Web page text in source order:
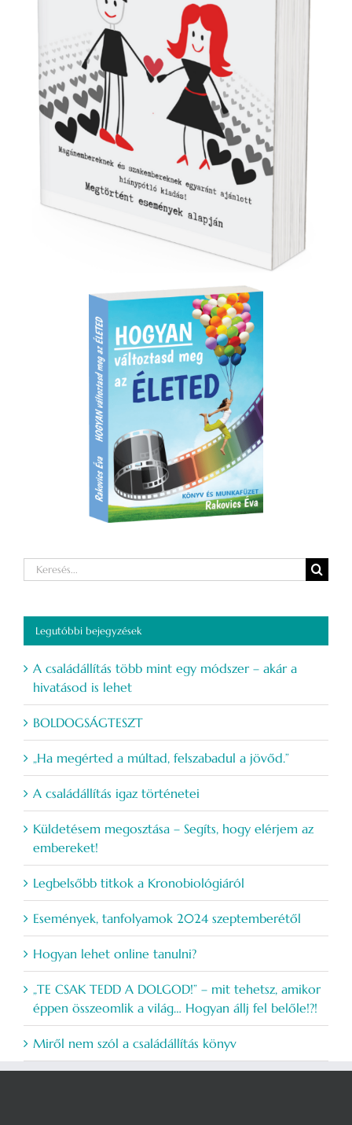
Keresés...
Legutóbbi bejegyzések
A családállítás több mint egy módszer – akár a
hivatásod is lehet
BOLDOGSÁGTESZT
„Ha megérted a múltad, felszabadul a jövőd.”
A családállítás igaz történetei
Küldetésem megosztása – Segíts, hogy elérjem az
embereket!
Legbelsőbb titkok a Kronobiológiáról
Események, tanfolyamok 2024 szeptemberétől
Hogyan lehet online tanulni?
„TE CSAK TEDD A DOLGOD!” – mit tehetsz, amikor
éppen összeomlik a világ… Hogyan állj fel belőle!?!
Miről nem szól a családállítás könyv